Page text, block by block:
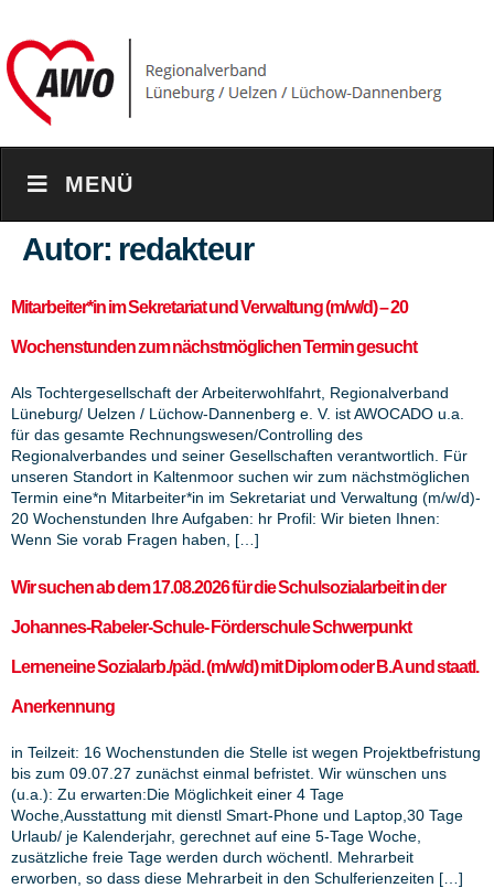
MENÜ
Autor: redakteur
Mitarbeiter*in im Sekretariat und Verwaltung (m/w/d) – 20
Wochenstunden zum nächstmöglichen Termin gesucht
Als Tochtergesellschaft der Arbeiterwohlfahrt, Regionalverband
Lüneburg/ Uelzen / Lüchow-Dannenberg e. V. ist AWOCADO u.a.
für das gesamte Rechnungswesen/Controlling des
Regionalverbandes und seiner Gesellschaften verantwortlich. Für
unseren Standort in Kaltenmoor suchen wir zum nächstmöglichen
Termin eine*n Mitarbeiter*in im Sekretariat und Verwaltung (m/w/d)-
20 Wochenstunden Ihre Aufgaben: hr Profil: Wir bieten Ihnen:
Wenn Sie vorab Fragen haben, […]
Wir suchen ab dem 17.08.2026 für die Schulsozialarbeit in der
Johannes-Rabeler-Schule- Förderschule Schwerpunkt
Lerneneine Sozialarb./päd. (m/w/d) mit Diplom oder B.A und staatl.
Anerkennung
in Teilzeit: 16 Wochenstunden die Stelle ist wegen Projektbefristung
bis zum 09.07.27 zunächst einmal befristet. Wir wünschen uns
(u.a.): Zu erwarten:Die Möglichkeit einer 4 Tage
Woche,Ausstattung mit dienstl Smart-Phone und Laptop,30 Tage
Urlaub/ je Kalenderjahr, gerechnet auf eine 5-Tage Woche,
zusätzliche freie Tage werden durch wöchentl. Mehrarbeit
erworben, so dass diese Mehrarbeit in den Schulferienzeiten […]